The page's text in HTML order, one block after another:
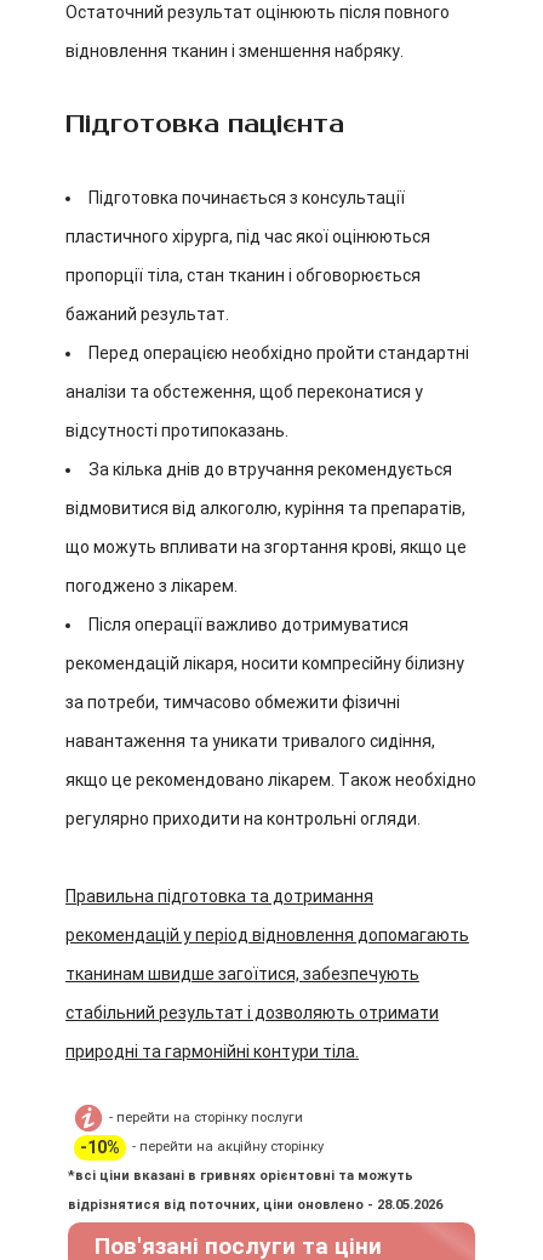
Остаточний результат оцінюють після повного
відновлення тканин і зменшення набряку.
Підготовка пацієнта
Підготовка починається з консультації
пластичного хірурга, під час якої оцінюються
пропорції тіла, стан тканин і обговорюється
бажаний результат.
Перед операцією необхідно пройти стандартні
аналізи та обстеження, щоб переконатися у
відсутності протипоказань.
За кілька днів до втручання рекомендується
відмовитися від алкоголю, куріння та препаратів,
що можуть впливати на згортання крові, якщо це
погоджено з лікарем.
Після операції важливо дотримуватися
рекомендацій лікаря, носити компресійну білизну
за потреби, тимчасово обмежити фізичні
навантаження та уникати тривалого сидіння,
якщо це рекомендовано лікарем. Також необхідно
регулярно приходити на контрольні огляди.
Правильна підготовка та дотримання
рекомендацій у період відновлення допомагають
тканинам швидше загоїтися, забезпечують
стабільний результат і дозволяють отримати
природні та гармонійні контури тіла.
- перейти на сторінку послуги
-10%
- перейти на акційну сторінку
*всі ціни вказані в гривнях орієнтовні та можуть
відрізнятися від поточних, ціни оновлено - 28.05.2026
Пов'язані послуги та ціни